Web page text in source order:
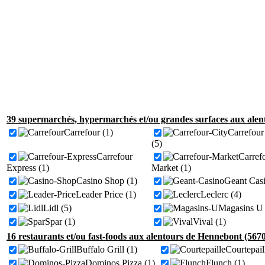
39 supermarchés, hypermarchés et/ou grandes surfaces aux
Carrefour (1)
(5)
Carrefour
Express (1)
Market (1)
Casino Shop (1)
Geant
Leader Price (1)
Leclerc (4)
Lidl (5)
Magasins
Spar (1)
Vival (1)
16 restaurants et/ou fast-foods aux alentours de Hennebont
Buffalo Grill (1)
Dominos Pizza (1)
Flunch (1)